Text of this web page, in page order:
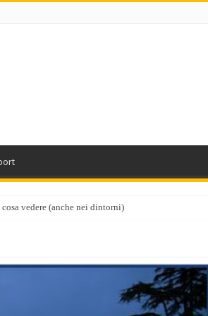
vedere (anche nei dintorni)